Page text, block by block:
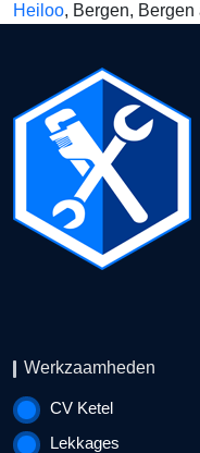
Heiloo, Bergen,
Werkzaamheden
CV Ketel
Lekkages